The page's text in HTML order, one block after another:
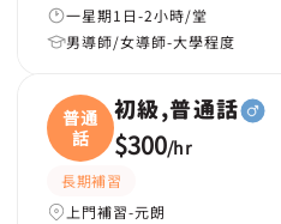
一星期1日-2小時/堂
男導師/女導師-大學程度
普通
話
初級,普通話
$300/hr
長期補習
上門補習-元朗